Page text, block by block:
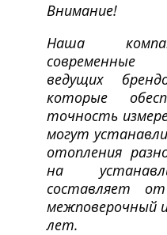
Внимание!
Наша
ведущих
которые
точность
могут
отопления
на
составляет
межповерочный
лет.